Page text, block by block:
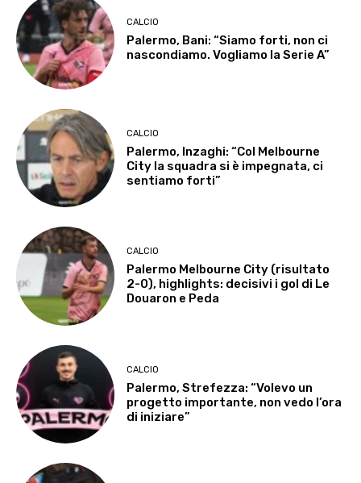
CALCIO
Palermo, Bani: “Siamo forti, non ci
nascondiamo. Vogliamo la Serie A”
CALCIO
Palermo, Inzaghi: “Col Melbourne
City la squadra si è impegnata, ci
sentiamo forti”
CALCIO
Palermo Melbourne City (risultato
2-0), highlights: decisivi i gol di Le
Douaron e Peda
CALCIO
Palermo, Strefezza: “Volevo un
progetto importante, non vedo l’ora
di iniziare”